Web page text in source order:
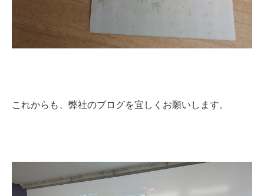
これからも、弊社のブログを宜しくお願いします。